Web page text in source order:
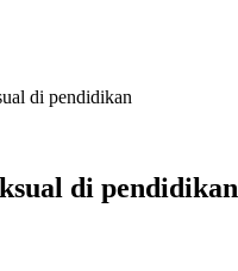
di pendidikan
di pendidikan